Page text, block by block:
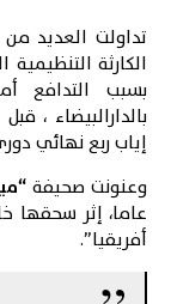
تداولت العديد
الكارثة
بسبب التدافع
بالدارالبيضاء ،
إياب ربع نهائي
وعنونت صحيفة“
عاما، إثر سحقها
أفريقيا”.